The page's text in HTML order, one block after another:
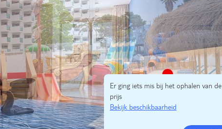
Er ging iets mis bij het ophalen van de
prijs
Bekijk beschikbaarheid